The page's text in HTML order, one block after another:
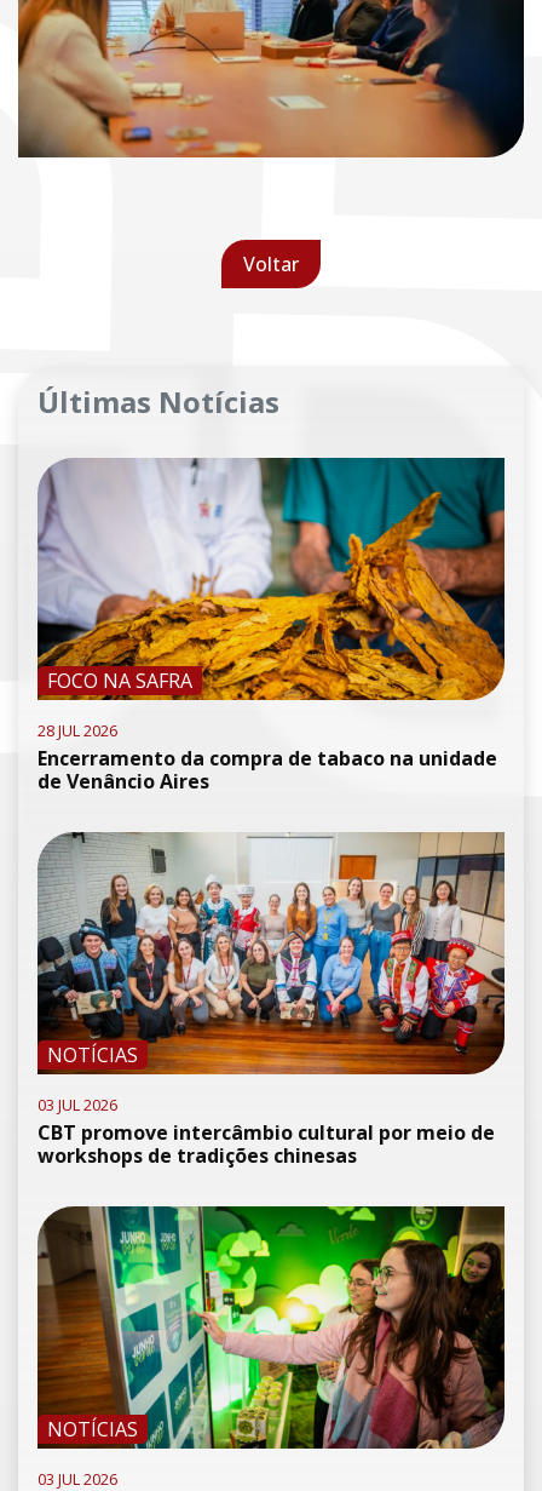
Voltar
Últimas Notícias
FOCO NA SAFRA
28 JUL 2026
Encerramento da compra de tabaco na unidade
de Venâncio Aires
NOTÍCIAS
03 JUL 2026
CBT promove intercâmbio cultural por meio de
workshops de tradições chinesas
NOTÍCIAS
03 JUL 2026